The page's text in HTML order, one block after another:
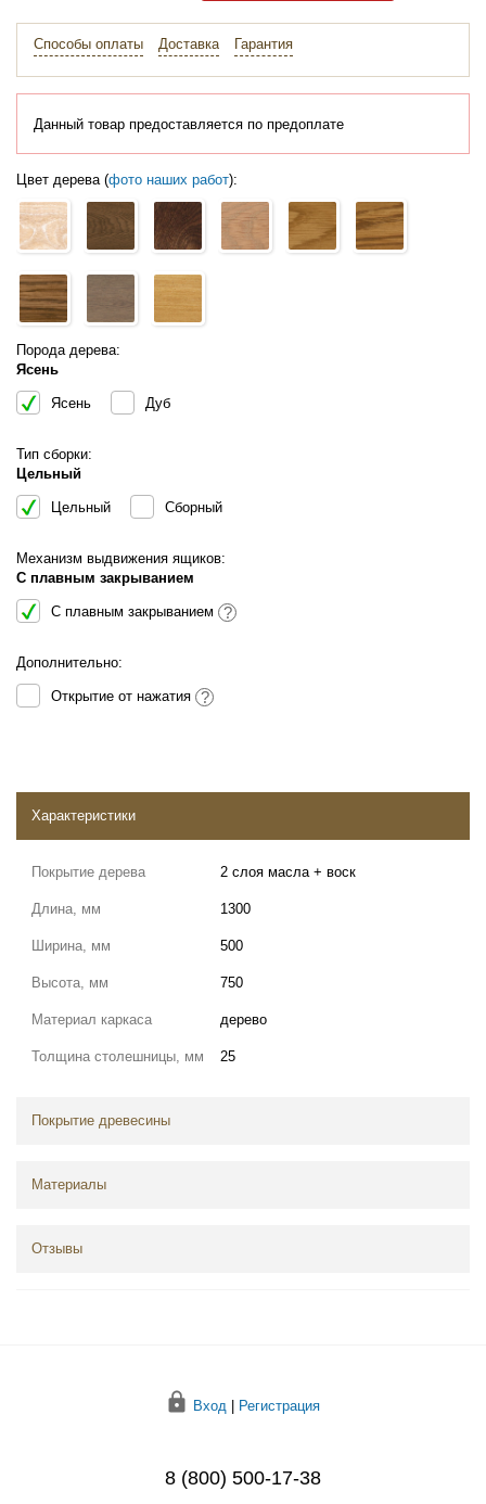
Способы оплаты Доставка Гарантия
Данный товар предоставляется по предоплате
Цвет дерева (фото наших работ):
Порода дерева:
Ясень
Ясень Дуб
Тип сборки:
Цельный
Цельный Сборный
Механизм выдвижения ящиков:
С плавным закрыванием
С плавным закрыванием ?
Дополнительно:
Открытие от нажатия ?
Характеристики
Покрытие дерева 2 слоя масла + воск
Длина, мм 1300
Ширина, мм 500
Высота, мм 750
Материал каркаса дерево
Толщина столешницы, мм 25
Покрытие древесины
Материалы
Отзывы
Вход | Регистрация
8 (800) 500-17-38